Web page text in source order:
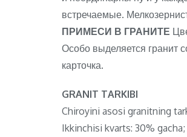
встречаемые.
ПРИМЕСИ В ГРАНИТЕ
Особо выделяется гранит
карточка.
GRANIT TARKIBI
Chiroyini asosi granitning
Ikkinchisi kvarts: 30%